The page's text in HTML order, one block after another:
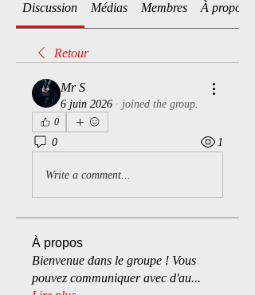
Discussion Médias Membres À propos
Retour
Mr S
6 juin 2026 · joined the group.
0
0 1
Write a comment...
À propos
Bienvenue dans le groupe ! Vous
pouvez communiquer avec d'au...